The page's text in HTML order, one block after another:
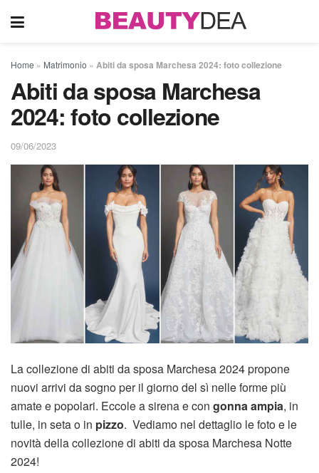
Home » Matrimonio » Abiti da sposa Marchesa 2024: foto collezione
Abiti da sposa Marchesa
2024: foto collezione
09/06/2023
La collezione di abiti da sposa Marchesa 2024 propone
nuovi arrivi da sogno per il giorno del sì nelle forme più
amate e popolari. Eccole a sirena e con gonna ampia, in
tulle, in seta o in pizzo. Vediamo nel dettaglio le foto e le
novità della collezione di abiti da sposa Marchesa Notte
2024!